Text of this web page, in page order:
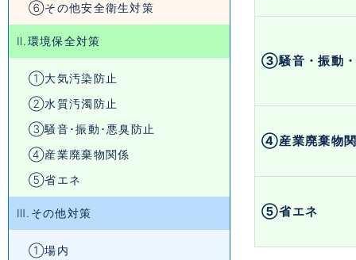
⑥その他安全衛生対策
Ⅱ.環境保全対策
①大気汚染防止
②水質汚濁防止
③騒音･振動･悪臭防止
④産業廃棄物関係
⑤省エネ
Ⅲ.その他対策
①場内
③騒音・振動
④産業廃棄物
⑤省エネ